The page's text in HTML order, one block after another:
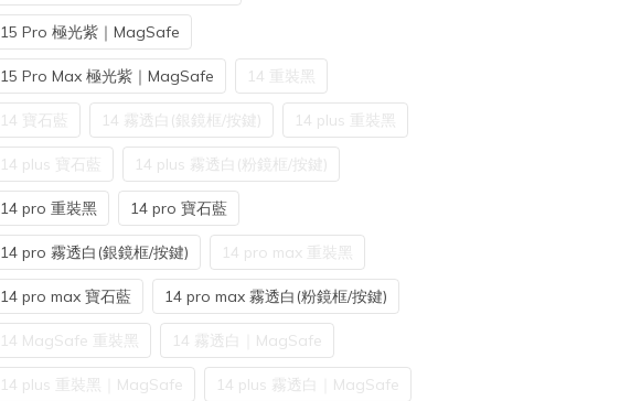
15 Pro 極光紫｜MagSafe
15 Pro Max 極光紫｜MagSafe 14 重裝黑
14 寶石藍 14 霧透白(銀鏡框/按鍵) 14 plus 重裝黑
14 plus 寶石藍 14 plus 霧透白(粉鏡框/按鍵)
14 pro 重裝黑 14 pro 寶石藍
14 pro 霧透白(銀鏡框/按鍵) 14 pro max 重裝黑
14 pro max 寶石藍 14 pro max 霧透白(粉鏡框/按鍵)
14 MagSafe 重裝黑 14 霧透白｜MagSafe
14 plus 重裝黑｜MagSafe 14 plus 霧透白｜MagSafe